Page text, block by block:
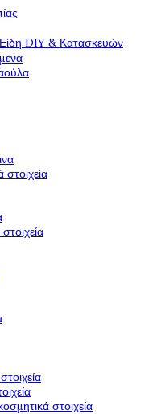
Είδη DIY & Κατασκευών
στοιχεία
στοιχεία